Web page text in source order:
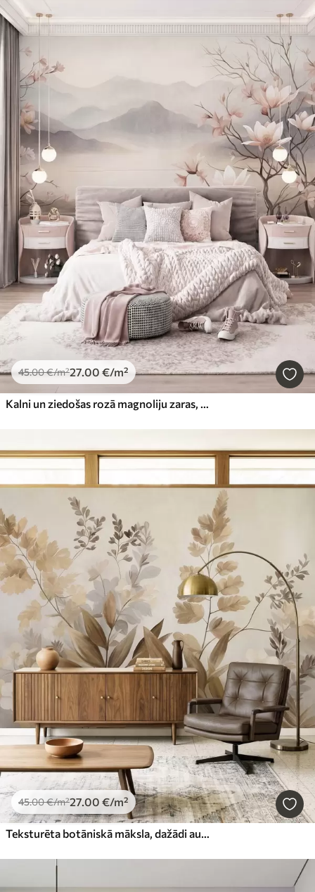
45.00€/m²27.00 €/m²
Kalni un ziedošas rozā magnoliju zaras, faktūriem bagāta ainava
45.00€/m²27.00 €/m²
Teksturēta botāniskā māksla, dažādi augi un lapas brūnos un smilškrāsas toņos